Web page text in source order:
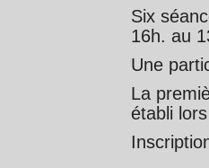
Six
16h. au
Une
La
établi